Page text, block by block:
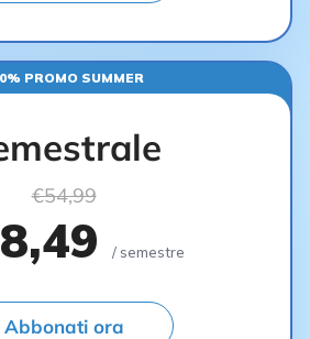
PROMO SUMMER
€54,99
/ semestre
Abbonati ora